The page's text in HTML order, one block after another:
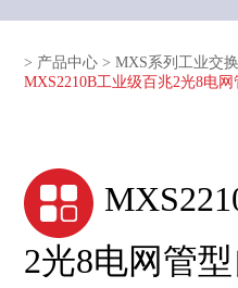
> 产品中心 >MXS系列工业交
MXS2210B工业级百兆2光8电
2光8电网管